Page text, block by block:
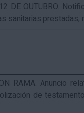
DE OUTUBRO.
sanitarias prestadas,
RAMA. Anuncio
de